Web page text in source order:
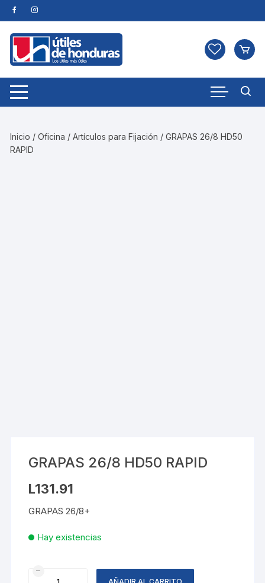
Skip
to
content
Inicio /Oficina /Artículos para Fijación / GRAPAS 26/8 HD50
RAPID
GRAPAS 26/8 HD50 RAPID
L131.91
GRAPAS 26/8+
Hay existencias
GRAPAS